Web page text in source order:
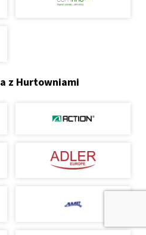
z Hurtowniami